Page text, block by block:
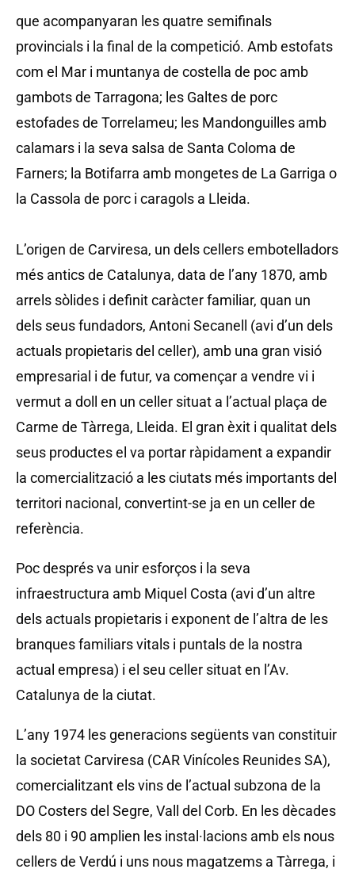
que acompanyaran les quatre semifinals
provincials i la final de la competició. Amb estofats
com el Mar i muntanya de costella de poc amb
gambots de Tarragona; les Galtes de porc
estofades de Torrelameu; les Mandonguilles amb
calamars i la seva salsa de Santa Coloma de
Farners; la Botifarra amb mongetes de La Garriga o
la Cassola de porc i caragols a Lleida.
L’origen de Carviresa, un dels cellers embotelladors
més antics de Catalunya, data de l’any 1870, amb
arrels sòlides i definit caràcter familiar, quan un
dels seus fundadors, Antoni Secanell (avi d’un dels
actuals propietaris del celler), amb una gran visió
empresarial i de futur, va començar a vendre vi i
vermut a doll en un celler situat a l’actual plaça de
Carme de Tàrrega, Lleida. El gran èxit i qualitat dels
seus productes el va portar ràpidament a expandir
la comercialització a les ciutats més importants del
territori nacional, convertint-se ja en un celler de
referència.
Poc després va unir esforços i la seva
infraestructura amb Miquel Costa (avi d’un altre
dels actuals propietaris i exponent de l’altra de les
branques familiars vitals i puntals de la nostra
actual empresa) i el seu celler situat en l’Av.
Catalunya de la ciutat.
L’any 1974 les generacions següents van constituir
la societat Carviresa (CAR Vinícoles Reunides SA),
comercialitzant els vins de l’actual subzona de la
DO Costers del Segre, Vall del Corb. En les dècades
dels 80 i 90 amplien les instal·lacions amb els nous
cellers de Verdú i uns nous magatzems a Tàrrega, i